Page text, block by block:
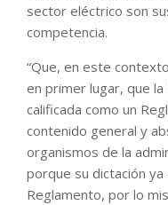
sector eléctrico son
competencia.
“Que, en este
en primer lugar, que
calificada como un
contenido general y
organismos de la
porque su dictación
Reglamento, por lo